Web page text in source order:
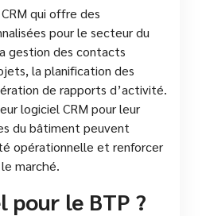
qui offre des
pour le secteur du
gestion des contacts
la planification des
de rapports d’activité.
logiciel CRM pour leur
du bâtiment peuvent
opérationnelle et renforcer
marché.
pour le BTP ?